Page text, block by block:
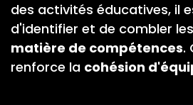
des activités éducatives, il
d'identifier et de combler les
matière de compétences.
renforce la cohésion